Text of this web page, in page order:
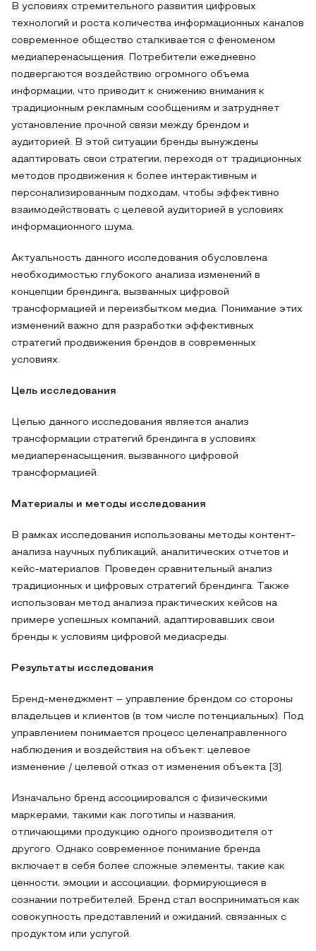
В условиях стремительного развития цифровых
технологий и роста количества информационных каналов
современное общество сталкивается с феноменом
медиаперенасыщения. Потребители ежедневно
подвергаются воздействию огромного объема
информации, что приводит к снижению внимания к
традиционным рекламным сообщениям и затрудняет
установление прочной связи между брендом и
аудиторией. В этой ситуации бренды вынуждены
адаптировать свои стратегии, переходя от традиционных
методов продвижения к более интерактивным и
персонализированным подходам, чтобы эффективно
взаимодействовать с целевой аудиторией в условиях
информационного шума.
Актуальность данного исследования обусловлена
необходимостью глубокого анализа изменений в
концепции брендинга, вызванных цифровой
трансформацией и переизбытком медиа. Понимание этих
изменений важно для разработки эффективных
стратегий продвижения брендов в современных
условиях.
Цель исследования
Целью данного исследования является анализ
трансформации стратегий брендинга в условиях
медиаперенасыщения, вызванного цифровой
трансформацией.
Материалы и методы исследования
В рамках исследования использованы методы контент-
анализа научных публикаций, аналитических отчетов и
кейс-материалов. Проведен сравнительный анализ
традиционных и цифровых стратегий брендинга. Также
использован метод анализа практических кейсов на
примере успешных компаний, адаптировавших свои
бренды к условиям цифровой медиасреды.
Результаты исследования
Бренд-менеджмент – управление брендом со стороны
владельцев и клиентов (в том числе потенциальных). Под
управлением понимается процесс целенаправленного
наблюдения и воздействия на объект: целевое
изменение / целевой отказ от изменения объекта [3].
Изначально бренд ассоциировался с физическими
маркерами, такими как логотипы и названия,
отличающими продукцию одного производителя от
другого. Однако современное понимание бренда
включает в себя более сложные элементы, такие как
ценности, эмоции и ассоциации, формирующиеся в
сознании потребителей. Бренд стал восприниматься как
совокупность представлений и ожиданий, связанных с
продуктом или услугой.